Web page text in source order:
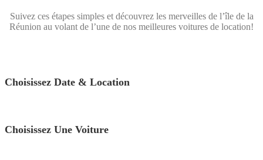
Suivez ces étapes simples et découvrez les merveilles de l’île de la
Réunion au volant de l’une de nos meilleures voitures de location!
Choisissez Date & Location
Choisissez Une Voiture